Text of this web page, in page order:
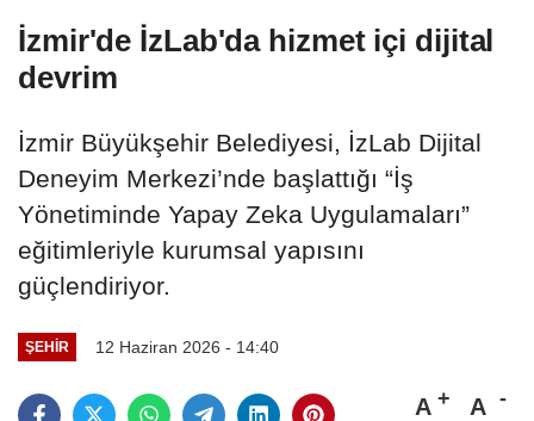
İzmir'de İzLab'da hizmet içi dijital
devrim
İzmir Büyükşehir Belediyesi, İzLab Dijital
Deneyim Merkezi’nde başlattığı “İş
Yönetiminde Yapay Zeka Uygulamaları”
eğitimleriyle kurumsal yapısını
güçlendiriyor.
ŞEHIR 12 Haziran 2026 - 14:40
A A